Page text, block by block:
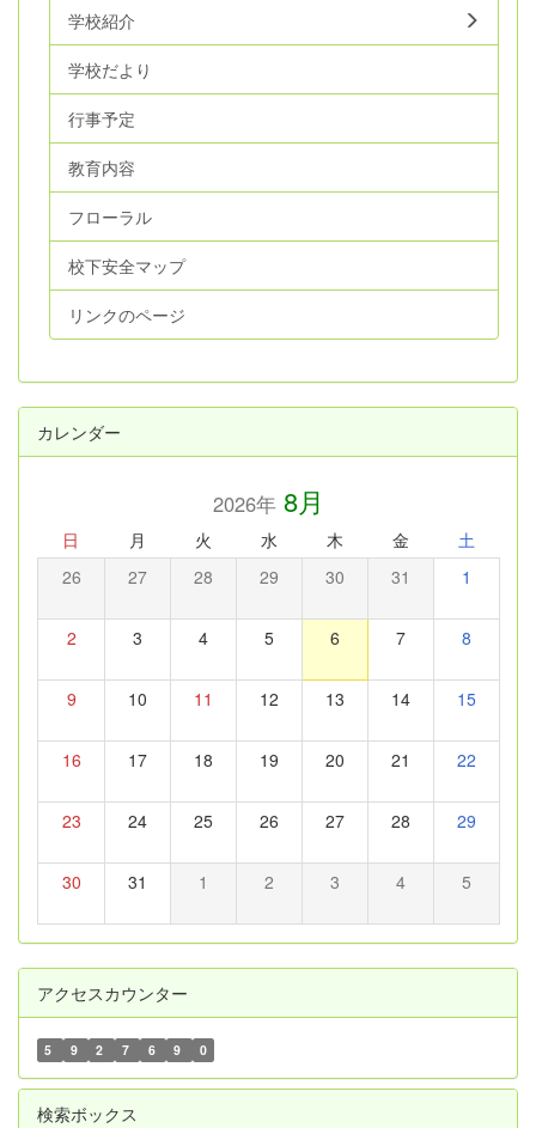
学校紹介
学校だより
行事予定
教育内容
フローラル
校下安全マップ
リンクのページ
カレンダー
2026年8月
日 月 火 水 木 金 土
26 27 28 29 30 31 1
2 3 4 5 6 7 8
9 10 11 12 13 14 15
16 17 18 19 20 21 22
23 24 25 26 27 28 29
30 31 1 2 3 4 5
アクセスカウンター
5 9 2 7 6 9 0
検索ボックス